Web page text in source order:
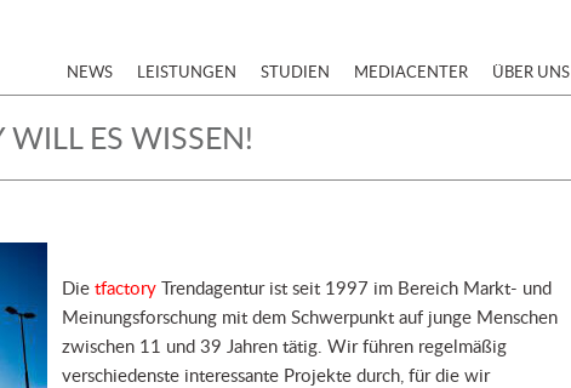
NEWS LEISTUNGEN STUDIEN MEDIACENTER ÜBER UNS
WILL ES WISSEN!
Die tfactory Trendagentur ist seit 1997 im Bereich Markt- und
Meinungsforschung mit dem Schwerpunkt auf junge Menschen
zwischen 11 und 39 Jahren tätig. Wir führen regelmäßig
verschiedenste interessante Projekte durch, für die wir